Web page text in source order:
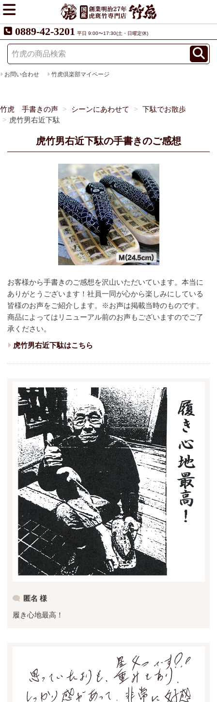
0889-42-3201 平日 9:00〜17:30(土・日曜定休)
お問い合わせ 竹虎倶楽部マイページ
竹虎 手書きの声 シーンにあわせて
下駄でお散歩
虎竹男右近下駄
虎竹男右近下駄の手書きのご感想
お客様から手書きのご感想を沢山いただいています。本当に
ありがとうございます！ 社員一同が心から楽しみにしている
皆様のお声をご紹介します。
※お声は掲載当時のものです。
商品によってはリニューアル前のお声もございますのでご了
承ください。
虎竹男右近下駄はこちら
匿名 様
履き心地最高！